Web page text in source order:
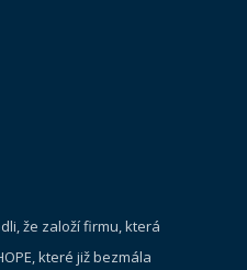
že založí firmu, která
které již bezmála